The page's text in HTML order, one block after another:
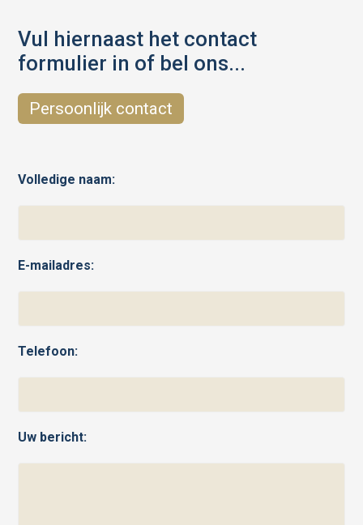
Vul hiernaast het contact
formulier in of bel ons...
Persoonlijk contact
Volledige naam:
E-mailadres:
Telefoon:
Uw bericht: